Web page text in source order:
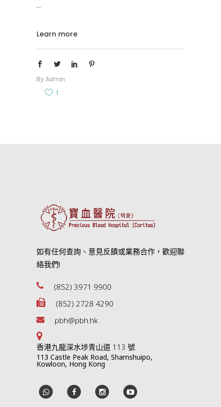
Learn more
ByAdmin
1
如有任何查詢、意見反饋或業務合作，歡迎聯
絡我們!
(852) 3971 9900
(852) 2728 4290
pbh@pbh.hk
香港九龍深水埗青山道 113 號
113 Castle Peak Road, Shamshuipo,
Kowloon, Hong Kong